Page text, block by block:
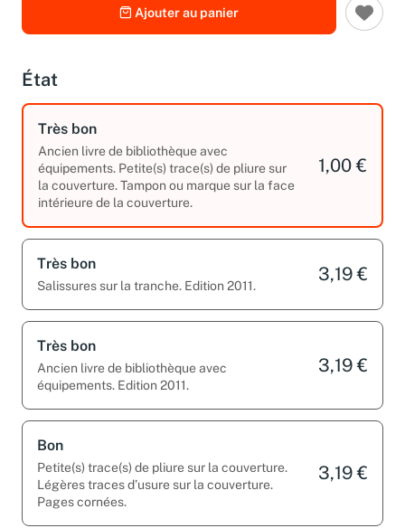
Ajouter au panier
État
Très bon
Ancien livre de bibliothèque avec
équipements. Petite(s) trace(s) de pliure sur
la couverture. Tampon ou marque sur la face
intérieure de la couverture.
1,00 €
Très bon
Salissures sur la tranche. Edition 2011.
3,19 €
Très bon
Ancien livre de bibliothèque avec
équipements. Edition 2011.
3,19 €
Bon
Petite(s) trace(s) de pliure sur la couverture.
Légères traces d’usure sur la couverture.
Pages cornées.
3,19 €